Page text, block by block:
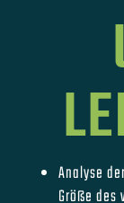
Analyse
Größe des